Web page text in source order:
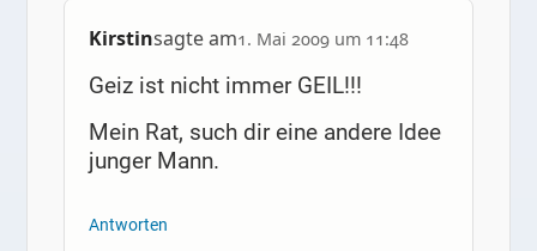
Kirstinsagte am1. Mai 2009 um 11:48
Geiz ist nicht immer GEIL!!!
Mein Rat, such dir eine andere Idee
junger Mann.
Antworten